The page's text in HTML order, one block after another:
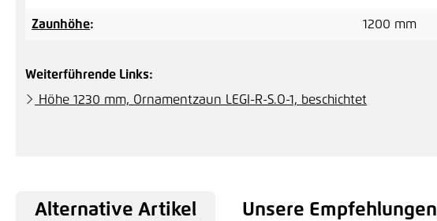
Zaunhöhe: 1200 mm
Weiterführende Links:
Höhe 1230 mm, Ornamentzaun LEGI-R-S.O-1, beschichtet
Alternative Artikel Unsere Empfehlungen